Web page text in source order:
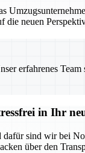
die neuen
erfahrenes
in Ihr
sind wir bei
über den